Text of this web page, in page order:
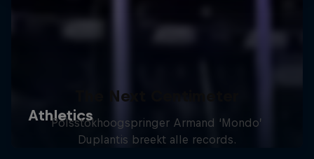
The Next Centimeter
Polsstokhoogspringer Armand ‘Mondo’
Duplantis breekt alle records.